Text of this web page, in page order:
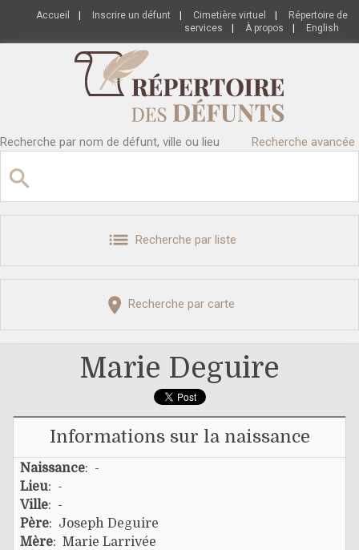
Accueil Inscrire un défunt Cimetière virtuel
Répertoire de
services
À propos English
Recherche par nom de défunt, ville ou lieu Recherche avancée
Recherche par liste
Recherche par carte
Marie Deguire
Informations sur la naissance
Naissance: -
Lieu: -
Ville: -
Père: Joseph Deguire
Mère: Marie Larrivée